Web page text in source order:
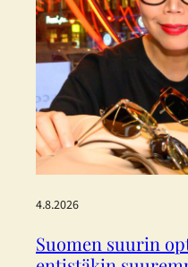
4.8.2026
Suomen suurin